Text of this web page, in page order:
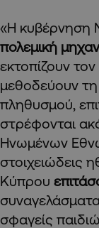
«Η κυβέρνηση
πολεμική
εκτοπίζουν
μεθοδεύουν τη
πληθυσμού,
στρέφονται
Ηνωμένων
στοιχειώδεις
Κύπρου
σφαγείς